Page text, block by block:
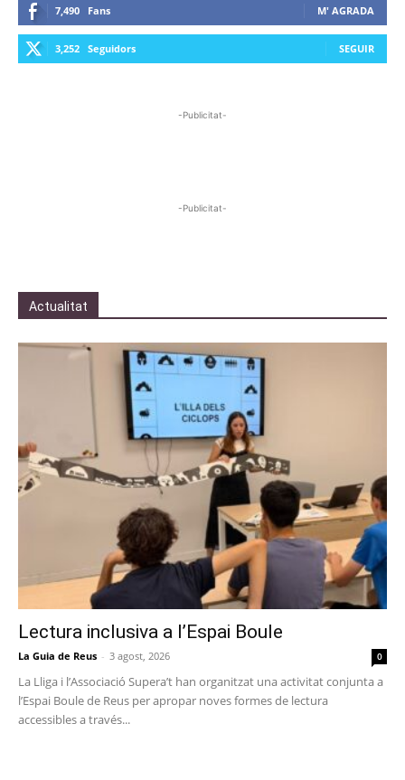
7,490 Fans M' AGRADA
3,252 Seguidors SEGUIR
-Publicitat-
-Publicitat-
Actualitat
Lectura inclusiva a l’Espai Boule
La Guia de Reus - 3 agost, 2026 0
La Lliga i l’Associació Supera’t han organitzat una activitat conjunta a
l’Espai Boule de Reus per apropar noves formes de lectura
accessibles a través...